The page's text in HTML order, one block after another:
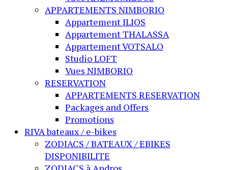
APPARTEMENTS NIMBORIO
Appartement ILIOS
Appartement THALASSA
Appartement VOTSALO
Studio LOFT
Vues NIMBORIO
RESERVATION
APPARTEMENTS RESERVATION
Packages and Offers
Promotions
RIVA bateaux / e-bikes
ZODIACS / BATEAUX / EBIKES
DISPONIBILITE